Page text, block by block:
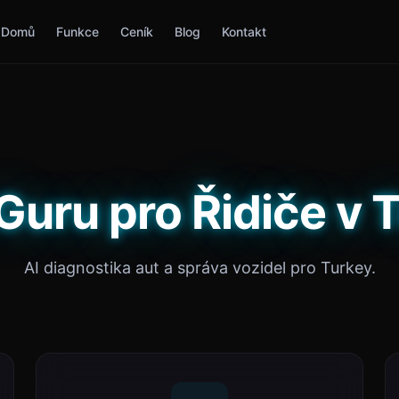
Domů Funkce Ceník Blog Kontakt
pro Řidiče v
AI diagnostika aut a správa vozidel pro Turkey.